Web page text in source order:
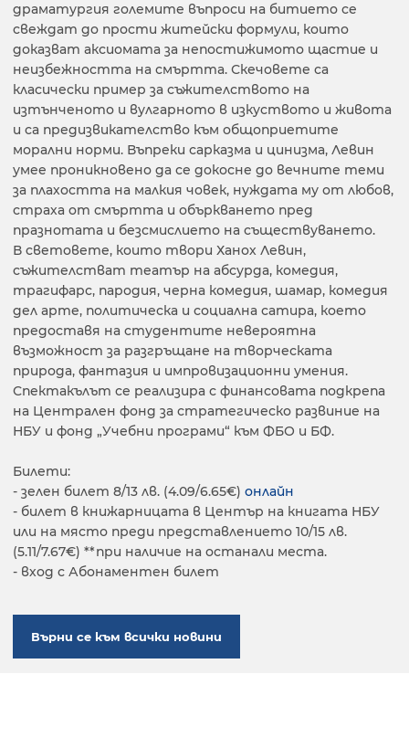
драматургия големите въпроси на битието се
свеждат до прости житейски формули, които
доказват аксиомата за непостижимото щастие и
неизбежността на смъртта. Скечовете са
класически пример за съжителството на
изтънченото и вулгарното в изкуството и живота
и са предизвикателство към общоприетите
морални норми. Въпреки сарказма и цинизма, Левин
умее проникновено да се докосне до вечните теми
за плахостта на малкия човек, нуждата му от любов,
страха от смъртта и объркването пред
празнотата и безсмислието на съществуването.
В световете, които твори Ханох Левин,
съжителстват театър на абсурда, комедия,
трагифарс, пародия, черна комедия, шамар, комедия
дел арте, политическа и социална сатира, което
предоставя на студентите невероятна
възможност за разгръщане на творческата
природа, фантазия и импровизационни умения.
Спектакълът се реализира с финансовата подкрепа
на Централен фонд за стратегическо развиние на
НБУ и фонд „Учебни програми“ към ФБО и БФ.
Билети:
- зелен билет 8/13 лв. (4.09/6.65€) онлайн
- билет в книжарницата в Център на книгата НБУ
или на място преди представлението 10/15 лв.
(5.11/7.67€) **при наличие на останали места.
- вход с Абонаментен билет
Върни се към всички новини